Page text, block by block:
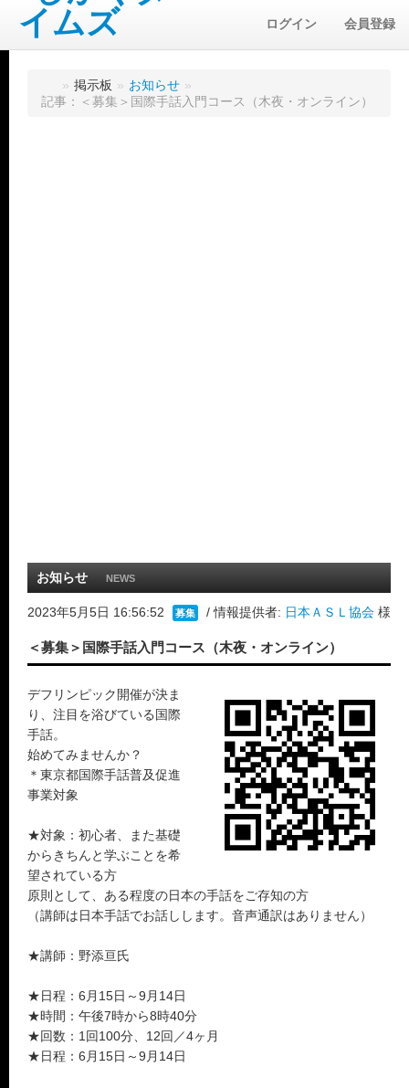
ログイン 会員登録
» 掲示板 » お知らせ »
記事：＜募集＞国際手話入門コース（木夜・オンライン）
お知らせ NEWS
2023年5月5日 16:56:52 募集 / 情報提供者: 日本ＡＳＬ協会 様
＜募集＞国際手話入門コース（木夜・オンライン）
デフリンピック開催が決ま
り、注目を浴びている国際
手話。
始めてみませんか？
＊東京都国際手話普及促進
事業対象
★対象：初心者、また基礎
からきちんと学ぶことを希
望されている方
原則として、ある程度の日本の手話をご存知の方
（講師は日本手話でお話しします。音声通訳はありません）
★講師：野添亘氏
★日程：6月15日～9月14日
★時間：午後7時から8時40分
★回数：1回100分、12回／4ヶ月
★日程：6月15日～9月14日